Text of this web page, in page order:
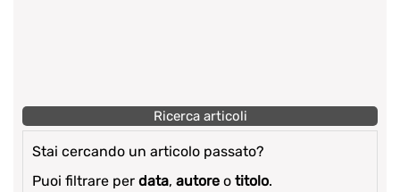
Ricerca articoli
Stai cercando un articolo passato?
Puoi filtrare per data, autore o titolo.